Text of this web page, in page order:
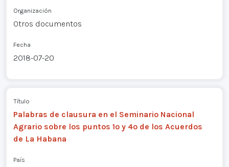
Organización
Otros documentos
Fecha
2018-07-20
Título
Palabras de clausura en el Seminario Nacional
Agrario sobre los puntos 1º y 4º de los Acuerdos
de La Habana
País